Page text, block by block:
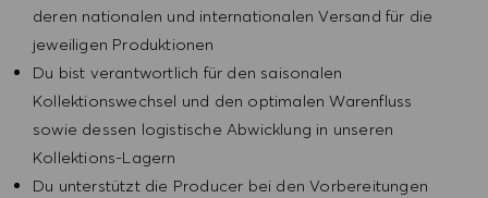
deren nationalen und internationalen Versand für die
jeweiligen Produktionen
Du bist verantwortlich für den saisonalen
Kollektionswechsel und den optimalen Warenfluss
sowie dessen logistische Abwicklung in unseren
Kollektions-Lagern
Du unterstützt die Producer bei den Vorbereitungen